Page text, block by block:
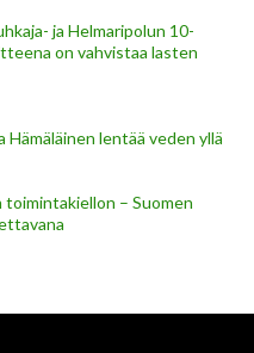
ja Helmaripolun 10-
on vahvistaa lasten
lentää veden yllä
– Suomen